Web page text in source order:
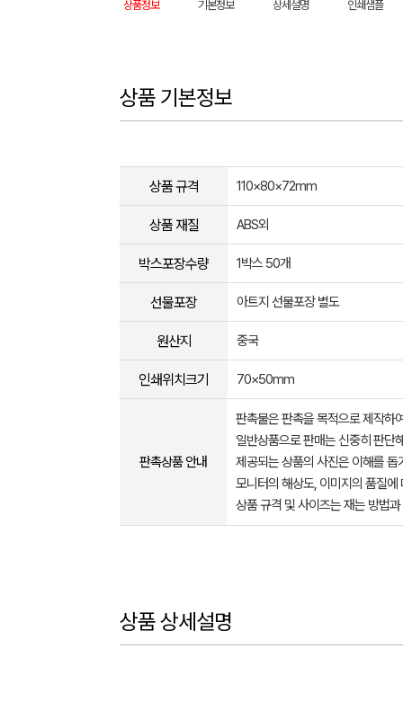
상품정보 기본정보 상세설명 인쇄샘플
상품 기본정보
상품 규격 110×80×72mm
상품 재질 ABS외
박스포장수량 1박스 50개
선물포장 아트지 선물포장 별도
원산지 중국
인쇄위치크기 70×50mm
판촉상품 안내
판촉물은 판촉을 목적으로 제작하
일반상품으로 판매는 신중히 판단
제공되는 상품의 사진은 이해를
모니터의 해상도, 이미지의 품질
상품 규격 및 사이즈는 재는 방법
상품 상세설명